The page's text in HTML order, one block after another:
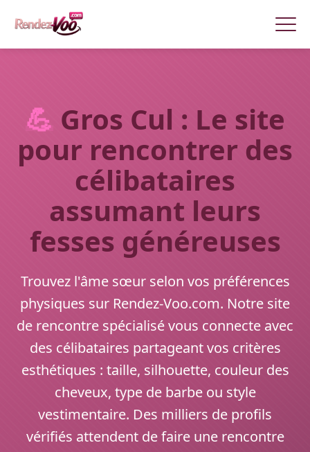
💪 Gros Cul : Le site
pour rencontrer des
célibataires
assumant leurs
fesses généreuses
Trouvez l'âme sœur selon vos préférences
physiques sur Rendez-Voo.com. Notre site
de rencontre spécialisé vous connecte avec
des célibataires partageant vos critères
esthétiques : taille, silhouette, couleur des
cheveux, type de barbe ou style
vestimentaire. Des milliers de profils
vérifiés attendent de faire une rencontre